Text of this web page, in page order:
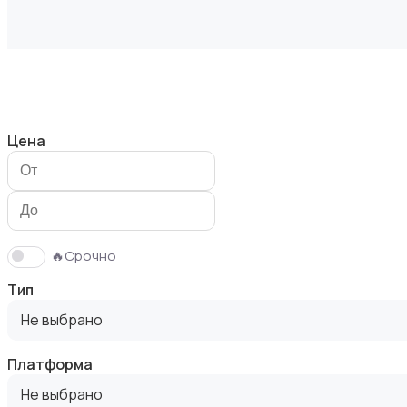
Игровые приставки
Игры для приставок и ПК
Цена
🔥Срочно
Тип
Не выбрано
Платформа
Не выбрано